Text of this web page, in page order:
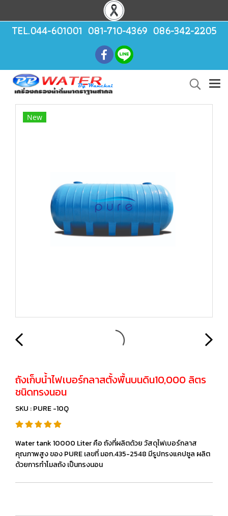
TEL.044-601001 081-710-4369 086-342-2205
New
ถังเก็บน้ำไฟเบอร์กลาสตั้งพื้นบนดิน10,000 ลิตร
ชนิดทรงนอน
SKU : PURE -10Q
Water tank 10000 Liter คือ ถังที่ผลิตด้วย วัสดุไฟเบอร์กลาส
คุณภาพสูง ของ PURE เลขที่ มอก.435-2548 มีรูปทรงแคปซูล ผลิต
ด้วยการทำโมลถัง เป็นทรงนอน